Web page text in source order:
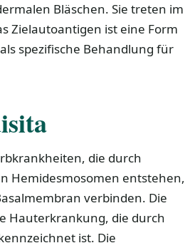
Bläschen. Sie treten im
Zielautoantigen ist eine Form
spezifische Behandlung für
die durch
Hemidesmosomen entstehen,
verbinden. Die
Hauterkrankung, die durch
ist. Die